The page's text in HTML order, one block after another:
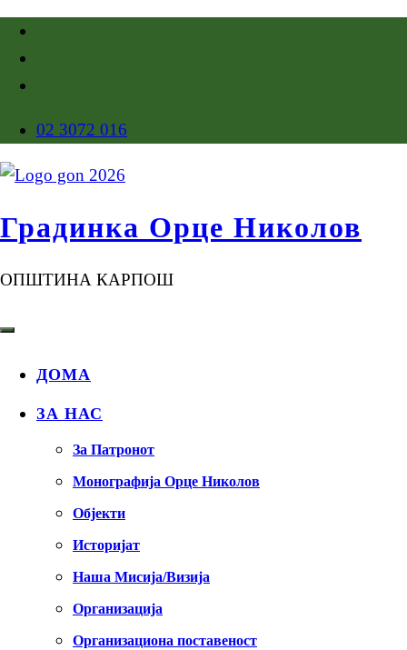
02 3072 016
Градинка Орце Николов
ОПШТИНА КАРПОШ
ДОМА
ЗА НАС
За Патронот
Монографија Орце Николов
Објекти
Историјат
Наша Мисија/Визија
Организација
Организациона поставеност